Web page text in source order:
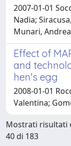
2007-01-01
Nadia;
Munari, Andrea
Effect of
and
hen's egg
2008-01-01
Valentina;
Mostrati risultati
40 di 183